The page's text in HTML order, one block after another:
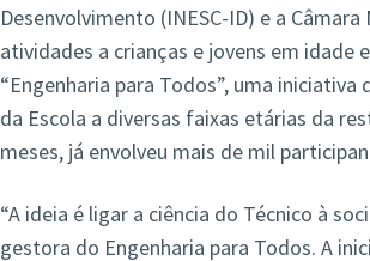
Desenvolvimento (INESC-ID) e a Câmara
atividades a crianças e jovens em
“Engenharia para Todos”, uma
da Escola a diversas faixas etárias da
meses, já envolveu mais de mil
“A ideia é ligar a ciência do Técnico à
gestora do Engenharia para Todos. A